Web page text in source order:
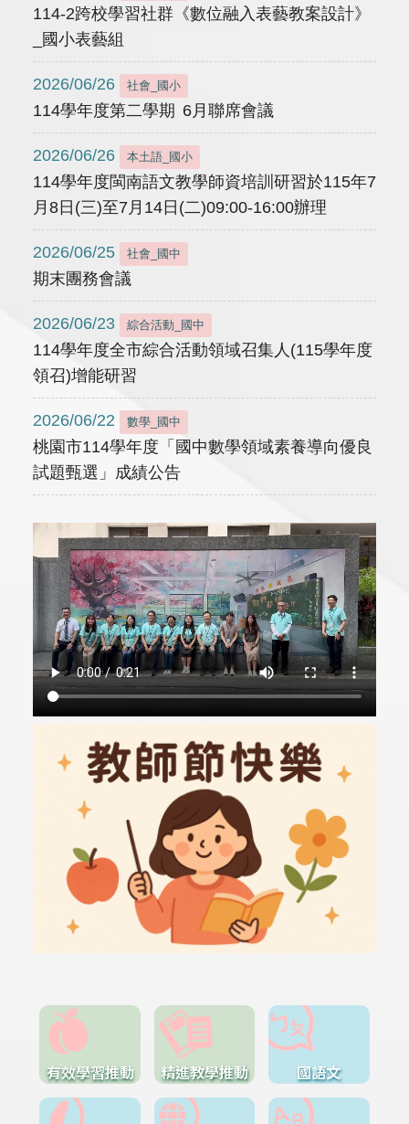
114-2跨校學習社群《數位融入表藝教案設計》
_國小表藝組
2026/06/26 社會_國小
114學年度第二學期 6月聯席會議
2026/06/26 本土語_國小
114學年度閩南語文教學師資培訓研習於115年7
月8日(三)至7月14日(二)09:00-16:00辦理
2026/06/25 社會_國中
期末團務會議
2026/06/23 綜合活動_國中
114學年度全市綜合活動領域召集人(115學年度
領召)增能研習
2026/06/22 數學_國中
桃園市114學年度「國中數學領域素養導向優良
試題甄選」成績公告
有效學習推動 精進教學推動 國語文